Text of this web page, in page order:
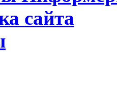
сайта